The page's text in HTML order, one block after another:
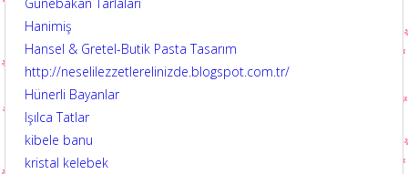
Hanimiş
Hansel & Gretel-Butik Pasta Tasarım
http://neselilezzetlerelinizde.blogspot.com.tr/
Hünerli Bayanlar
Işılca Tatlar
kibele banu
kristal kelebek